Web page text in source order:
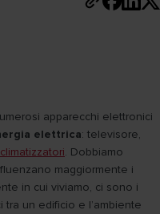
apparecchi elettronici
elettrica: televisore,
climatizzatori. Dobbiamo
maggiormente i
in cui viviamo, ci sono i
tra un edificio e l’ambiente